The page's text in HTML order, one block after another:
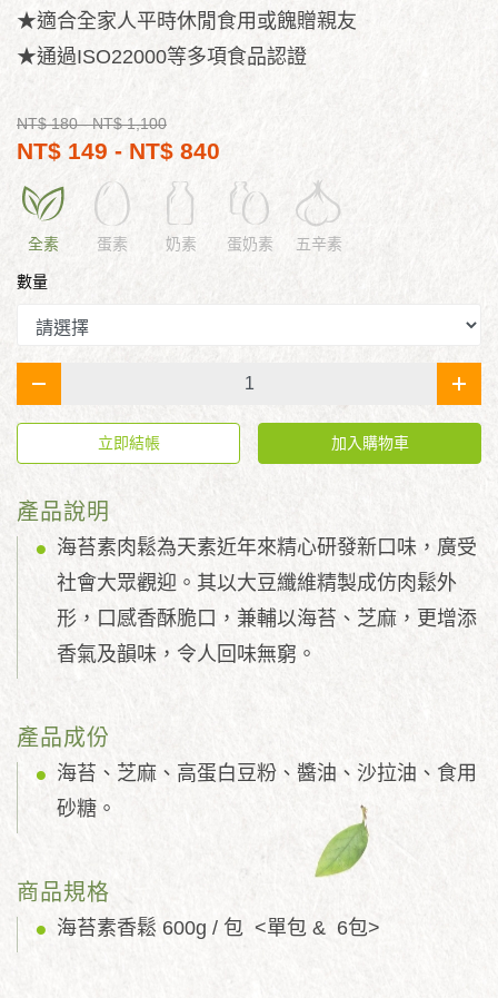
★適合全家人平時休閒食用或餽贈親友
★通過ISO22000等多項食品認證
NT$ 180- NT$ 1,100
NT$ 149 - NT$ 840
全素 蛋素 奶素 蛋奶素 五辛素
數量
- +
立即結帳 加入購物車
產品說明
海苔素肉鬆為天素近年來精心研發新口味，廣受
社會大眾觀迎。其以大豆纖維精製成仿肉鬆外
形，口感香酥脆口，兼輔以海苔、芝麻，更增添
香氣及韻味，令人回味無窮。
產品成份
海苔、芝麻、高蛋白豆粉、醬油、沙拉油、食用
砂糖。
商品規格
海苔素香鬆 600g / 包 <單包 & 6包>